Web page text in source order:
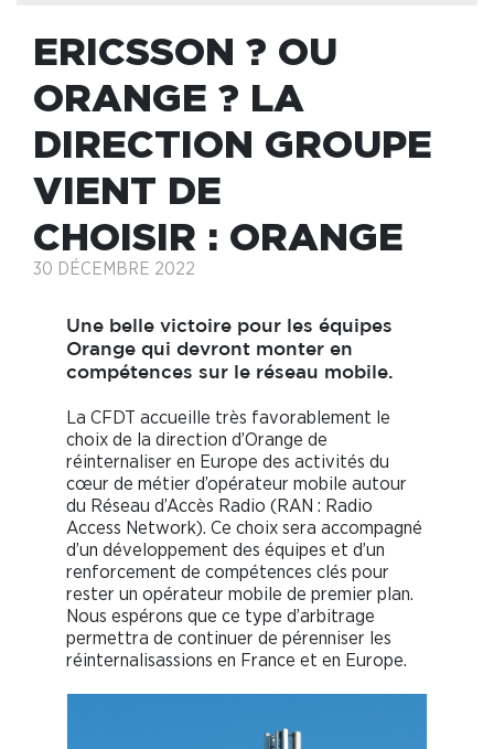
ERICSSON ? OU
ORANGE ? LA
DIRECTION GROUPE
VIENT DE
CHOISIR : ORANGE
30 DÉCEMBRE 2022
Une belle victoire pour les équipes
Orange qui devront monter en
compétences sur le réseau mobile.
La CFDT accueille très favorablement le
choix de la direction d’Orange de
réinternaliser en Europe des activités du
cœur de métier d’opérateur mobile autour
du Réseau d’Accès Radio (RAN : Radio
Access Network). Ce choix sera accompagné
d’un développement des équipes et d’un
renforcement de compétences clés pour
rester un opérateur mobile de premier plan.
Nous espérons que ce type d’arbitrage
permettra de continuer de pérenniser les
réinternalisassions en France et en Europe.